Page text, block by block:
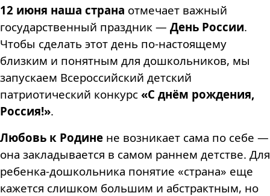
12 июня наша страна отмечает важный
государственный праздник — День России.
Чтобы сделать этот день по-настоящему
близким и понятным для дошкольников, мы
запускаем Всероссийский детский
патриотический конкурс «С днём рождения,
Россия!».
Любовь к Родине не возникает сама по себе —
она закладывается в самом раннем детстве. Для
ребенка-дошкольника понятие «страна» еще
кажется слишком большим и абстрактным, но